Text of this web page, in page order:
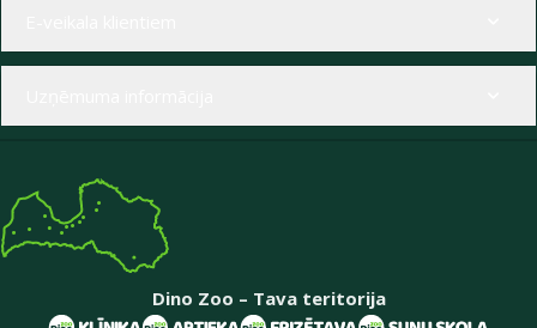
Dino Zoo – Tava teritorija